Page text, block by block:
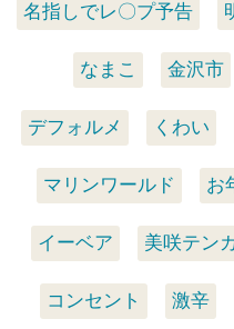
名指しでレ〇プ予告
なまこ 金沢市
デフォルメ くわい
マリンワールド お
イーベア 美咲テン
コンセント 激辛